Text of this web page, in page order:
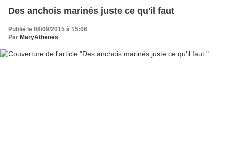
Des anchois marinés juste ce qu'il faut
Publié le 08/09/2015 à 15:06
Par MaryAthenes